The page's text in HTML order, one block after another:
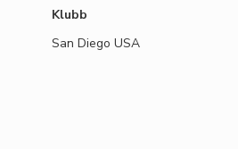
Klubb
San Diego USA